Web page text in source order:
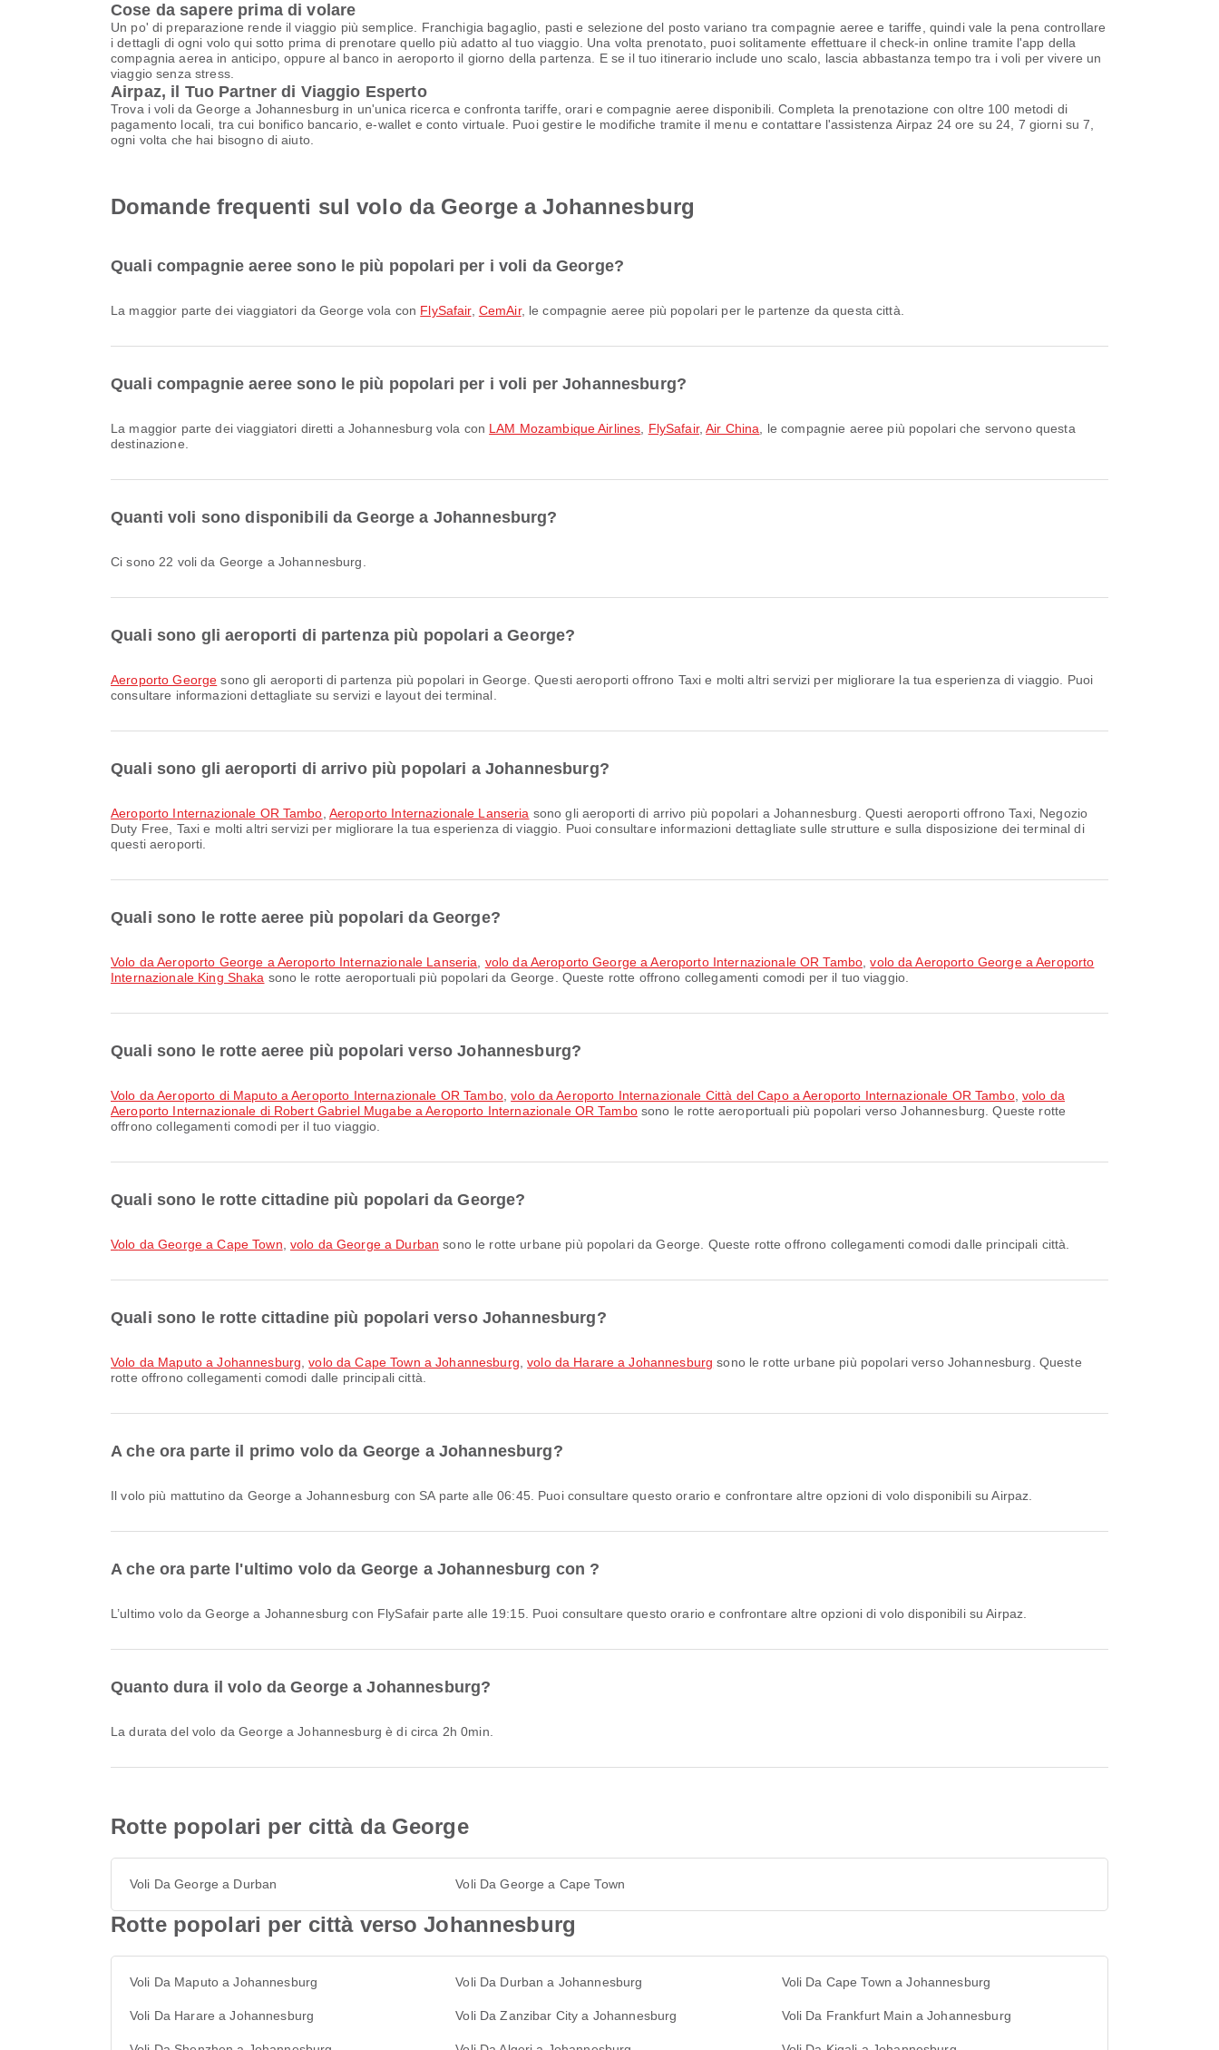
Cose da sapere prima di volare
Un po' di preparazione rende il viaggio più semplice. Franchigia bagaglio, pasti e selezione del posto variano tra compagnie aeree e tariffe, quindi vale la pena controllare
i dettagli di ogni volo qui sotto prima di prenotare quello più adatto al tuo viaggio. Una volta prenotato, puoi solitamente effettuare il check-in online tramite l'app della
compagnia aerea in anticipo, oppure al banco in aeroporto il giorno della partenza. E se il tuo itinerario include uno scalo, lascia abbastanza tempo tra i voli per vivere un
viaggio senza stress.
Airpaz, il Tuo Partner di Viaggio Esperto
Trova i voli da George a Johannesburg in un'unica ricerca e confronta tariffe, orari e compagnie aeree disponibili. Completa la prenotazione con oltre 100 metodi di
pagamento locali, tra cui bonifico bancario, e-wallet e conto virtuale. Puoi gestire le modifiche tramite il menu e contattare l'assistenza Airpaz 24 ore su 24, 7 giorni su 7,
ogni volta che hai bisogno di aiuto.
Domande frequenti sul volo da George a Johannesburg
Quali compagnie aeree sono le più popolari per i voli da George?
La maggior parte dei viaggiatori da George vola con FlySafair, CemAir, le compagnie aeree più popolari per le partenze da questa città.
Quali compagnie aeree sono le più popolari per i voli per Johannesburg?
La maggior parte dei viaggiatori diretti a Johannesburg vola con LAM Mozambique Airlines FlySafair,Air China , le compagnie aeree più popolari che servono questa
destinazione.
Quanti voli sono disponibili da George a Johannesburg?
Ci sono 22 voli da George a Johannesburg.
Quali sono gli aeroporti di partenza più popolari a George?
Aeroporto George sono gli aeroporti di partenza più popolari in George. Questi aeroporti offrono Taxi e molti altri servizi per migliorare la tua esperienza di viaggio. Puoi
consultare informazioni dettagliate su servizi e layout dei terminal.
Quali sono gli aeroporti di arrivo più popolari a Johannesburg?
Aeroporto Internazionale OR Tambo Aeroporto Internazionale Lanseria sono gli aeroporti di arrivo più popolari a Johannesburg. Questi aeroporti offrono Taxi, Negozio
Duty Free, Taxi e molti altri servizi per migliorare la tua esperienza di viaggio. Puoi consultare informazioni dettagliate sulle strutture e sulla disposizione dei terminal di
questi aeroporti.
Quali sono le rotte aeree più popolari da George?
volo da Aeroporto George a Aeroporto Internazionale Lanseria volo da Aeroporto George a Aeroporto Internazionale OR Tambo ,volo da Aeroporto George a Aeroporto
Internazionale King Shaka sono le rotte aeroportuali più popolari da George. Queste rotte offrono collegamenti comodi per il tuo viaggio.
Quali sono le rotte aeree più popolari verso Johannesburg?
volo da Aeroporto di Maputo a Aeroporto Internazionale OR Tambo,volo da Aeroporto Internazionale Città del Capo a Aeroporto Internazionale OR Tambo,volo da
Aeroporto Internazionale di Robert Gabriel Mugabe a Aeroporto Internazionale OR Tambosono le rotte aeroportuali più popolari verso Johannesburg. Queste rotte
offrono collegamenti comodi per il tuo viaggio.
Quali sono le rotte cittadine più popolari da George?
volo da George a Cape Town volo da George a Durban sono le rotte urbane più popolari da George. Queste rotte offrono collegamenti comodi dalle principali città.
Quali sono le rotte cittadine più popolari verso Johannesburg?
volo da Maputo a Johannesburg ,volo da Cape Town a Johannesburg ,volo da Harare a Johannesburg sono le rotte urbane più popolari verso Johannesburg. Queste
rotte offrono collegamenti comodi dalle principali città.
A che ora parte il primo volo da George a Johannesburg?
Il volo più mattutino da George a Johannesburg con SA parte alle 06:45. Puoi consultare questo orario e confrontare altre opzioni di volo disponibili su Airpaz.
A che ora parte l'ultimo volo da George a Johannesburg con ?
L’ultimo volo da George a Johannesburg con FlySafair parte alle 19:15. Puoi consultare questo orario e confrontare altre opzioni di volo disponibili su Airpaz.
Quanto dura il volo da George a Johannesburg?
La durata del volo da George a Johannesburg è di circa 2h 0min.
Rotte popolari per città da George
Voli Da George a Durban Voli Da George a Cape Town
Rotte popolari per città verso Johannesburg
Voli Da Maputo a Johannesburg Voli Da Durban a Johannesburg Voli Da Cape Town a Johannesburg
Voli Da Harare a Johannesburg Voli Da Zanzibar City a Johannesburg Voli Da Frankfurt Main a Johannesburg